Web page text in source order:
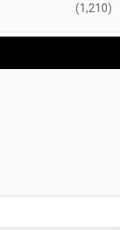
(1,210)